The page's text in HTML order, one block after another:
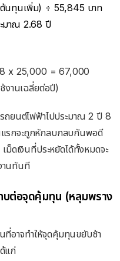
นทุนเพิ่ม) ÷ 55,845 บาท
มาณ 2.68 ปี
x 25,000 = 67,000
งานเฉลี่ยต่อปี)
รถยนต์ไฟฟ้าไปประมาณ 2 ปี 8
แรกจะถูกหักลบกลบกันพอดี
เม็ดเงินที่ประหยัดได้ทั้งหมดจะ
านทันที
ต่อจุดคุ้มทุน (หลุมพราง
ที่อาจทำให้จุดคุ้มทุนขยับช้า
แก่